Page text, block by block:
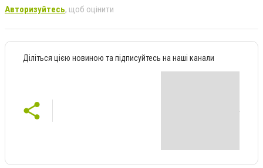
Авторизуйтесь, щоб оцінити
Діліться цією новиною та підписуйтесь на наші канали